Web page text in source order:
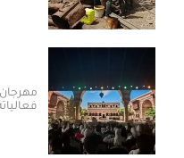
فعالياته في قلعة